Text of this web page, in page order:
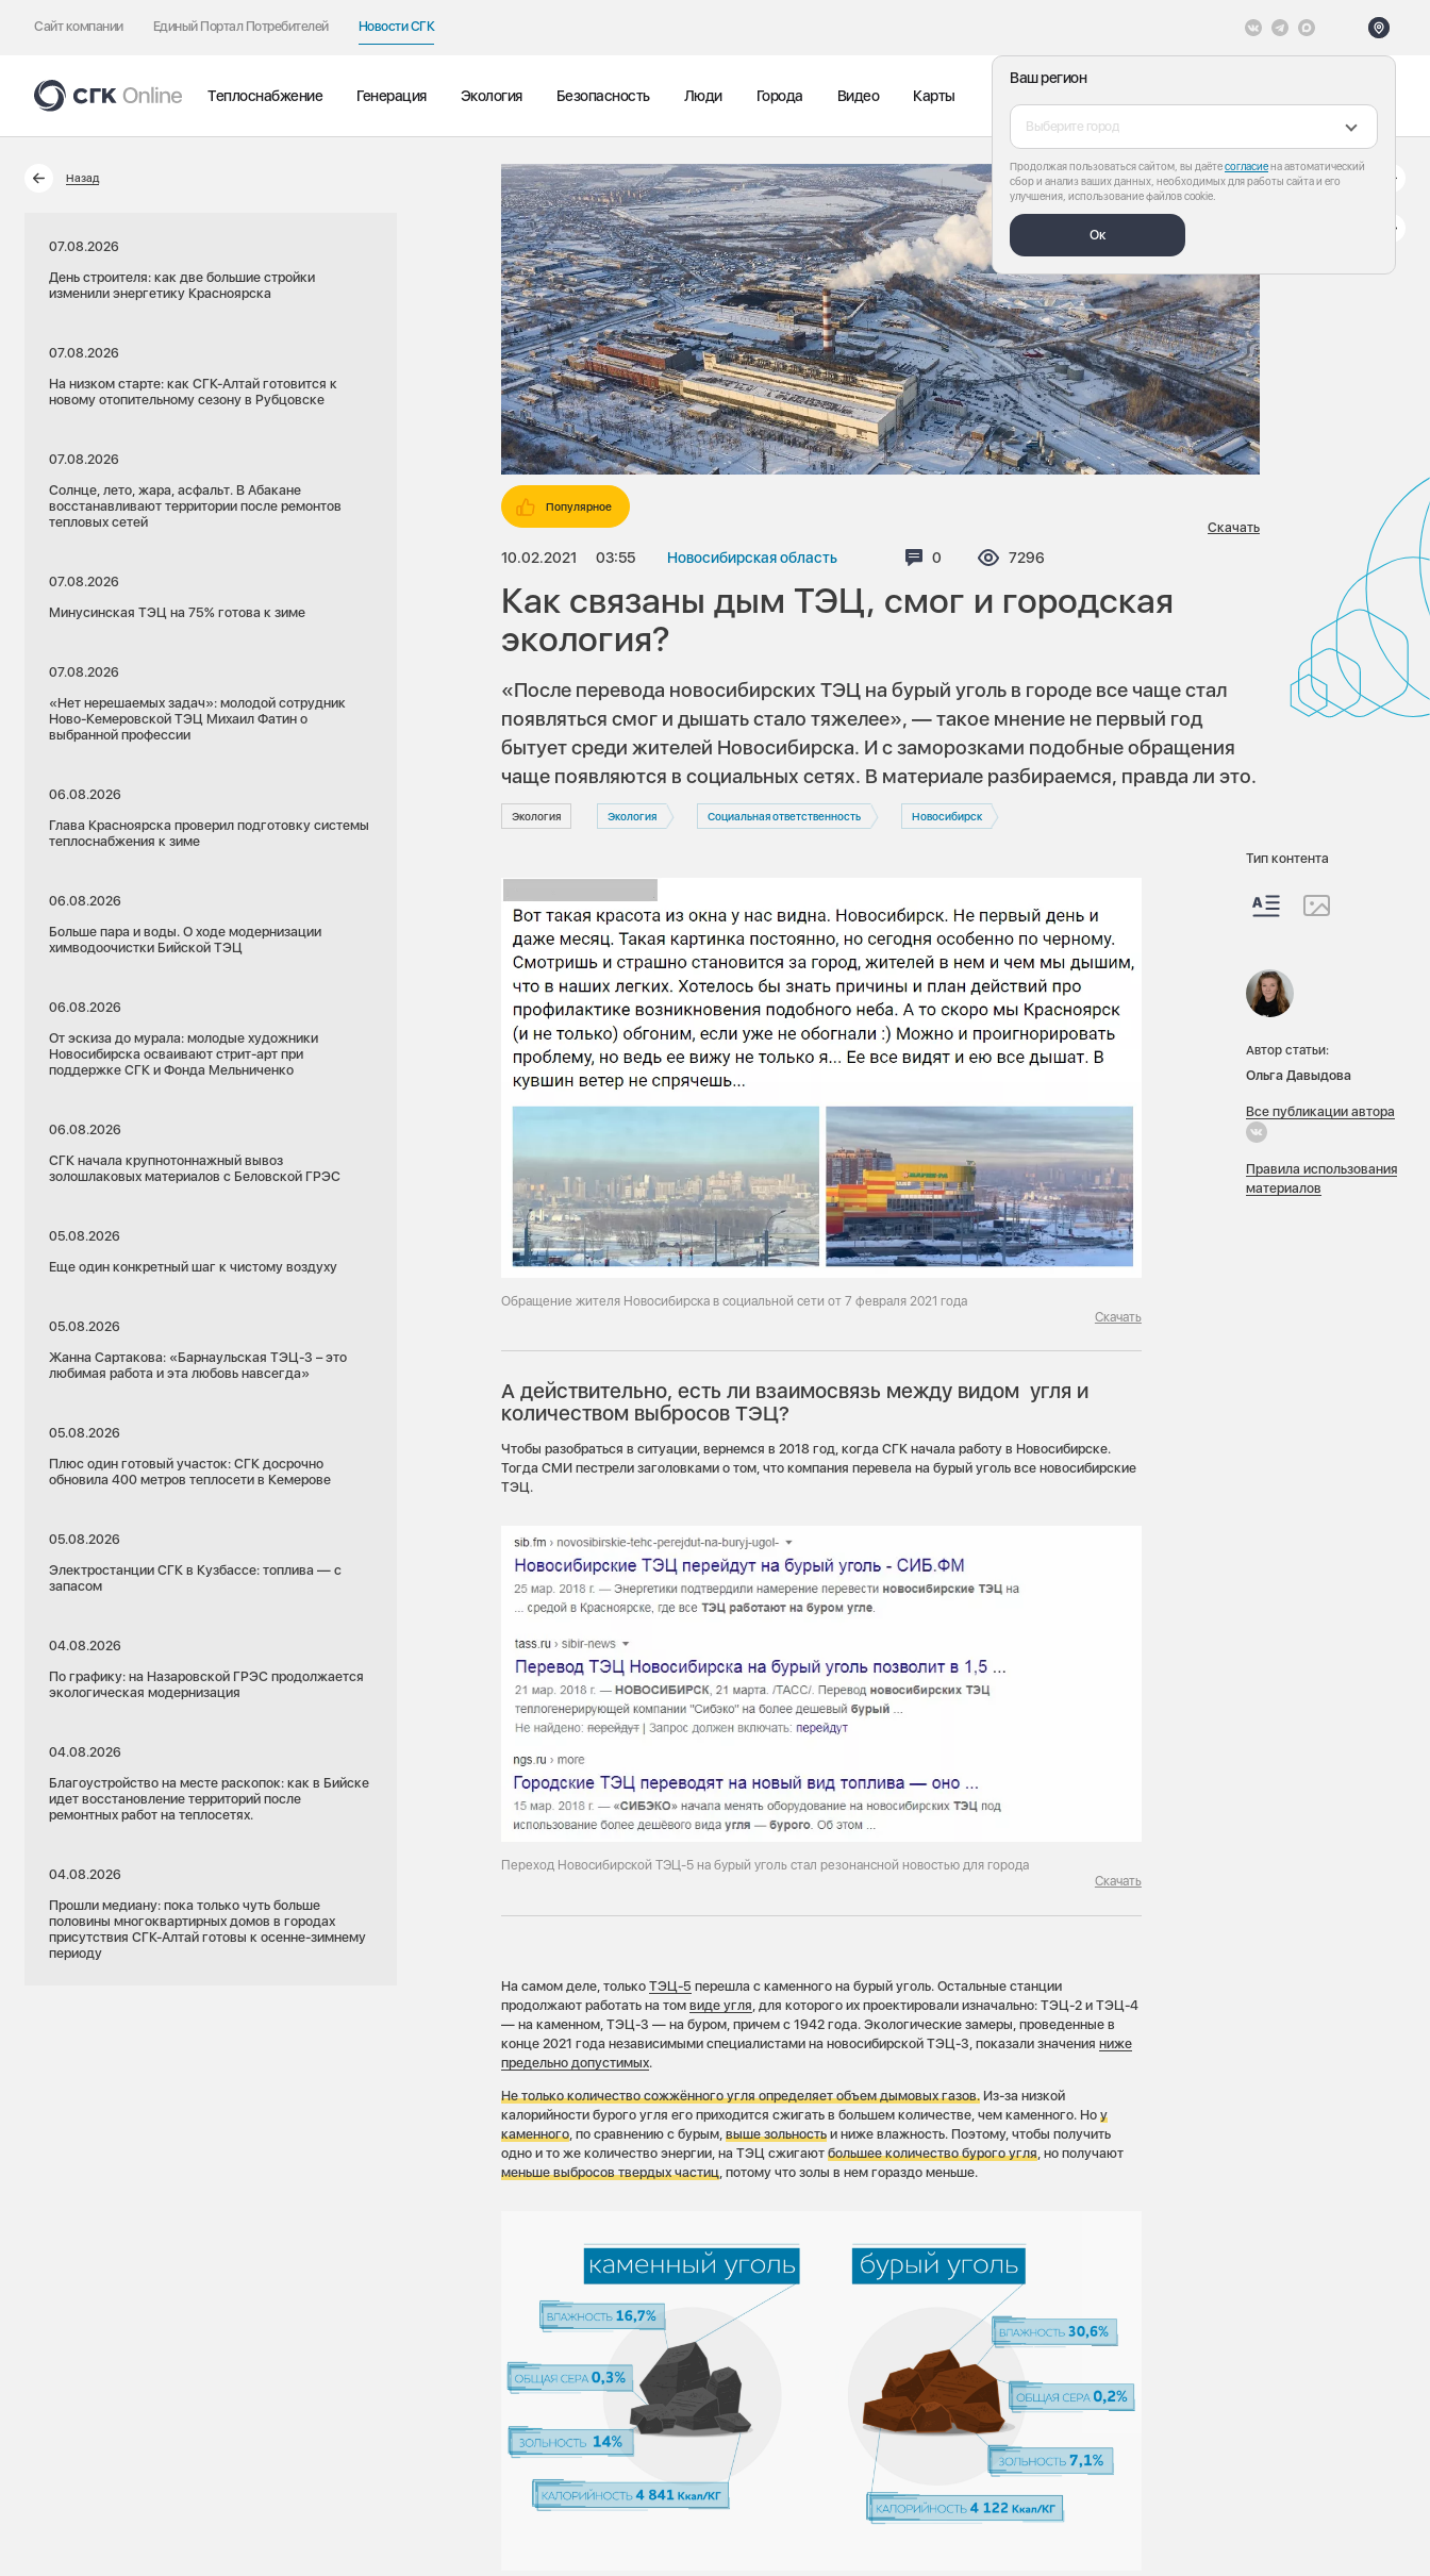
Сайт компании Единый Портал Потребителей Новости СГК
Ваш регион
Выберите город
Продолжая пользоваться сайтом, вы даётесогласиена автоматический
сбор и анализ ваших данных, необходимых для работы сайта и его
улучшения, использование файлов cookie.
Ок
Теплоснабжение Генерация Экология Безопасность Люди Города Видео Карты
Назад
07.08.2026
День строителя: как две большие стройки
изменили энергетику Красноярска
07.08.2026
На низком старте: как СГК-Алтай готовится к
новому отопительному сезону в Рубцовске
07.08.2026
Солнце, лето, жара, асфальт. В Абакане
восстанавливают территории после ремонтов
тепловых сетей
07.08.2026
Минусинская ТЭЦ на 75% готова к зиме
07.08.2026
«Нет нерешаемых задач»: молодой сотрудник
Ново-Кемеровской ТЭЦ Михаил Фатин о
выбранной профессии
06.08.2026
Глава Красноярска проверил подготовку системы
теплоснабжения к зиме
06.08.2026
Больше пара и воды. О ходе модернизации
химводоочистки Бийской ТЭЦ
06.08.2026
От эскиза до мурала: молодые художники
Новосибирска осваивают стрит-арт при
поддержке СГК и Фонда Мельниченко
06.08.2026
СГК начала крупнотоннажный вывоз
золошлаковых материалов с Беловской ГРЭС
05.08.2026
Еще один конкретный шаг к чистому воздуху
05.08.2026
Жанна Сартакова: «Барнаульская ТЭЦ-3 – это
любимая работа и эта любовь навсегда»
05.08.2026
Плюс один готовый участок: СГК досрочно
обновила 400 метров теплосети в Кемерове
05.08.2026
Электростанции СГК в Кузбассе: топлива — с
запасом
04.08.2026
По графику: на Назаровской ГРЭС продолжается
экологическая модернизация
04.08.2026
Благоустройство на месте раскопок: как в Бийске
идет восстановление территорий после
ремонтных работ на теплосетях.
04.08.2026
Прошли медиану: пока только чуть больше
половины многоквартирных домов в городах
присутствия СГК-Алтай готовы к осенне-зимнему
периоду
Популярное
10.02.2021 03:55 Новосибирская область Комментариев:
0 Просмотров:
7296
Скачать
Как связаны дым ТЭЦ, смог и городская
экология?
«После перевода новосибирских ТЭЦ на бурый уголь в городе все чаще стал
появляться смог и дышать стало тяжелее», — такое мнение не первый год
бытует среди жителей Новосибирска. И с заморозками подобные обращения
чаще появляются в социальных сетях. В материале разбираемся, правда ли это.
Экология Экология Социальная ответственность Новосибирск
Обращение жителя Новосибирска в социальной сети от 7 февраля 2021 года
Скачать
А действительно, есть ли взаимосвязь между видом угля и
количеством выбросов ТЭЦ?
Чтобы разобраться в ситуации, вернемся в 2018 год, когда СГК начала работу в Новосибирске.
Тогда СМИ пестрели заголовками о том, что компания перевела на бурый уголь все новосибирские
ТЭЦ.
Переход Новосибирской ТЭЦ-5 на бурый уголь стал резонансной новостью для города
Скачать
На самом деле, толькоТЭЦ-5 перешла с каменного на бурый уголь. Остальные станции
продолжают работать на томвиде угля, для которого их проектировали изначально: ТЭЦ-2 и ТЭЦ-4
— на каменном, ТЭЦ-3 — на буром, причем с 1942 года. Экологические замеры, проведенные в
конце 2021 года независимыми специалистами на новосибирской ТЭЦ-3, показали значенияниже
предельно допустимых.
Не только количество сожжённого угля определяет объем дымовых газов. Из-за низкой
калорийности бурого угля его приходится сжигать в большем количестве, чем каменного. Ноу
каменного , по сравнению с бурым,выше зольность и ниже влажность. Поэтому, чтобы получить
одно и то же количество энергии, на ТЭЦ сжигаютбольшее количество бурого угля , но получают
меньше выбросов твердых частиц , потому что золы в нем гораздо меньше.
Тип контента
Автор статьи:
Ольга Давыдова
Все публикации автора
Правила использования
материалов